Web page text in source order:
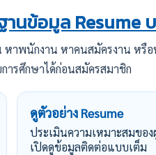
นข้อมูล Resume
พนักงาน หาคนสมัครงาน หรื
ารศึกษาได้ก่อนสมัครสมาชิก
ดูตัวอย่าง Resume
ประเมินความเหมาะสมขอ
เปิดดูข้อมูลติดต่อแบบเต็ม